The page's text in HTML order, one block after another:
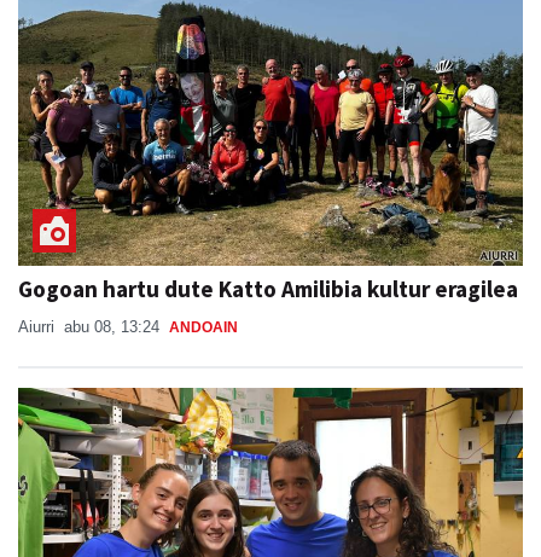
Gogoan hartu dute Katto Amilibia kultur eragilea
Aiurri abu 08, 13:24 ANDOAIN